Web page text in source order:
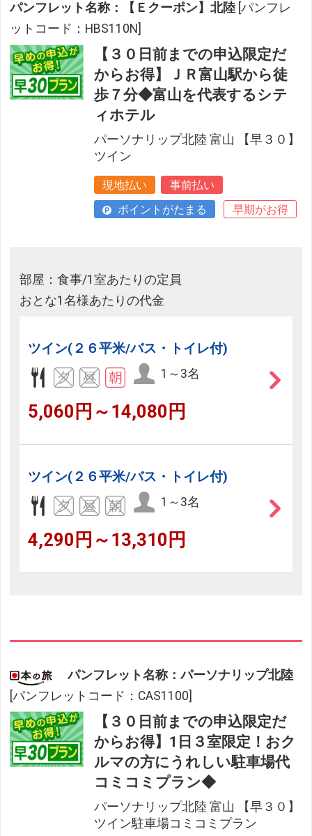
パンフレット名称：【Ｅクーポン】北陸 [パンフレ
ットコード：HBS110N]
【３０日前までの申込限定だ
からお得】ＪＲ富山駅から徒
歩７分◆富山を代表するシテ
ィホテル
パーソナリップ北陸 富山 【早３０】
ツイン
現地払い
事前払い
ポイントがたまる
早期がお得
部屋：食事/1室あたりの定員
おとな1名様あたりの代金
ツイン(２６平米/バス・トイレ付)
1～3名
5,060円～14,080円
ツイン(２６平米/バス・トイレ付)
1～3名
4,290円～13,310円
パンフレット名称：パーソナリップ北陸
[パンフレットコード：CAS1100]
【３０日前までの申込限定だ
からお得】1日３室限定！おク
ルマの方にうれしい駐車場代
コミコミプラン◆
パーソナリップ北陸 富山 【早３０】
ツイン駐車場コミコミプラン